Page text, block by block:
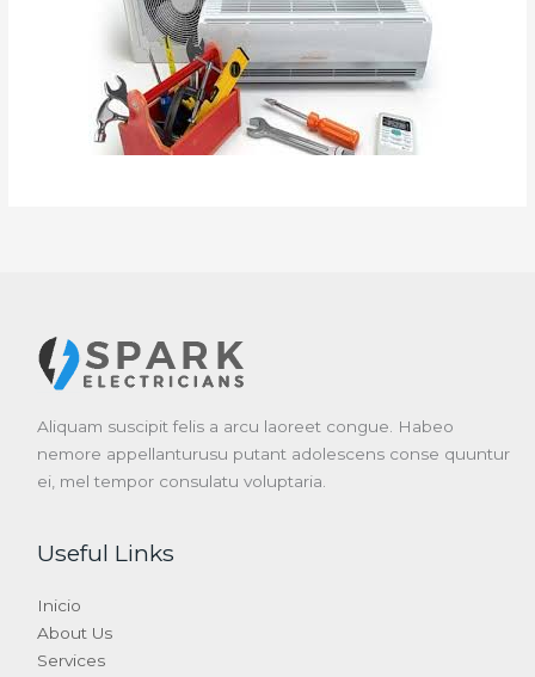
Aliquam suscipit felis a arcu laoreet congue. Habeo
nemore appellanturusu putant adolescens conse quuntur
ei, mel tempor consulatu voluptaria.
Useful Links
Inicio
About Us
Services